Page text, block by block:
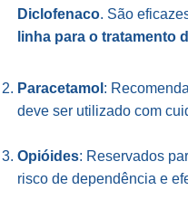
Diclofenaco. São
linha para o tratamento
Paracetamol :
deve ser utilizado com
Opióides: Reservados
risco de dependência e